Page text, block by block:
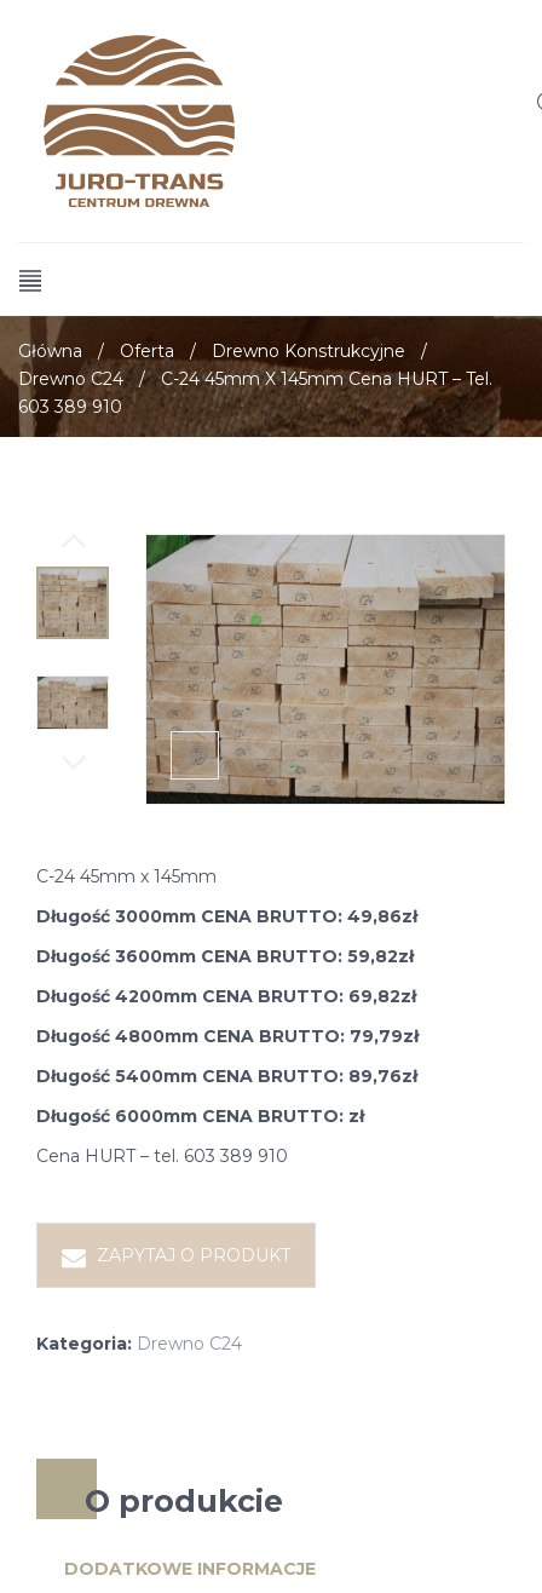
Główna / Oferta / Drewno Konstrukcyjne
/
Drewno C24
/
C-24 45mm X 145mm Cena HURT – Tel.
603 389 910
C-24 45mm x 145mm
Długość 3000mm CENA BRUTTO: 49,86zł
Długość 3600mm CENA BRUTTO: 59,82zł
Długość 4200mm CENA BRUTTO: 69,82zł
Długość 4800mm CENA BRUTTO: 79,79zł
Długość 5400mm CENA BRUTTO: 89,76zł
Długość 6000mm CENA BRUTTO: zł
Cena HURT – tel. 603 389 910
ZAPYTAJ O PRODUKT
Kategoria: Drewno C24
O produkcie
DODATKOWE INFORMACJE